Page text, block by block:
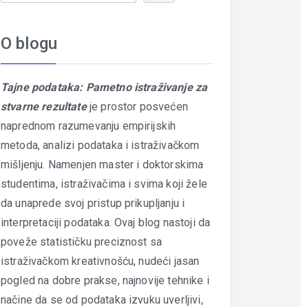
O blogu
Tajne podataka: Pametno istraživanje za
stvarne rezultateje prostor posvećen
naprednom razumevanju empirijskih
metoda, analizi podataka i istraživačkom
mišljenju. Namenjen master i doktorskima
studentima, istraživačima i svima koji žele
da unaprede svoj pristup prikupljanju i
interpretaciji podataka. Ovaj blog nastoji da
poveže statističku preciznost sa
istraživačkom kreativnošću, nudeći jasan
pogled na dobre prakse, najnovije tehnike i
načine da se od podataka izvuku uverljivi,